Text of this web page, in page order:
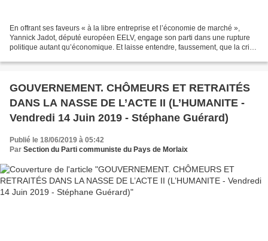
En offrant ses faveurs « à la libre entreprise et l’économie de marché »,
Yannick Jadot, député européen EELV, engage son parti dans une rupture
politique autant qu’économique. Et laisse entendre, faussement, que la crise
GOUVERNEMENT. CHÔMEURS ET RETRAITÉS
DANS LA NASSE DE L’ACTE II (L’HUMANITE -
Vendredi 14 Juin 2019 - Stéphane Guérard)
Publié le 18/06/2019 à 05:42
Par Section du Parti communiste du Pays de Morlaix